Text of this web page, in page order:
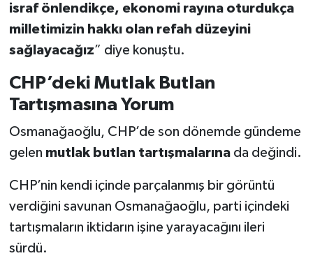
israf önlendikçe, ekonomi rayına oturdukça
milletimizin hakkı olan refah düzeyini
sağlayacağız” diye konuştu.
CHP’deki Mutlak Butlan
Tartışmasına Yorum
Osmanağaoğlu, CHP’de son dönemde gündeme
gelen mutlak butlan tartışmalarınada değindi.
CHP’nin kendi içinde parçalanmış bir görüntü
verdiğini savunan Osmanağaoğlu, parti içindeki
tartışmaların iktidarın işine yarayacağını ileri
sürdü.